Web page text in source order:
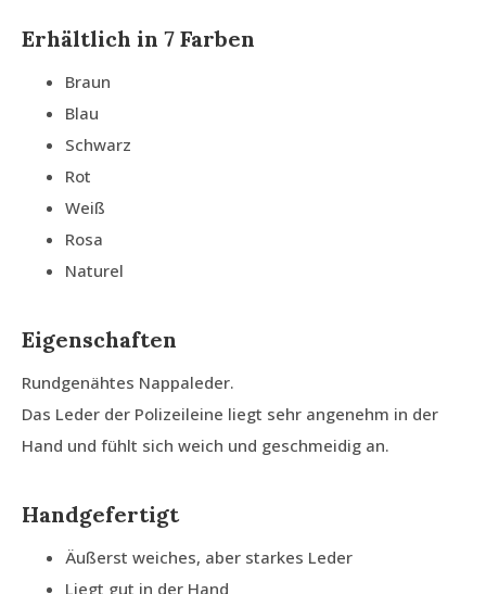
Erhältlich in 7 Farben
Braun
Blau
Schwarz
Rot
Weiß
Rosa
Naturel
Eigenschaften
Rundgenähtes Nappaleder.
Das Leder der Polizeileine liegt sehr angenehm in der
Hand und fühlt sich weich und geschmeidig an.
Handgefertigt
Äußerst weiches, aber starkes Leder
Liegt gut in der Hand